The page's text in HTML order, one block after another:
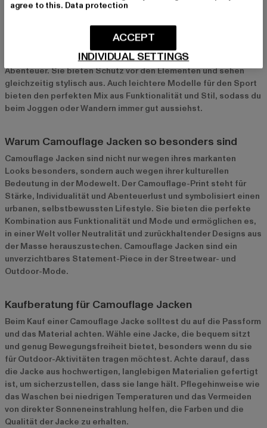
Camouflage Jacken eignen sich auch hervorragend für Outdoor-
ideal für Wanderungen, Camping oder andere Outdoor-
Abenteuer. Sie bieten Schutz vor den Elementen und sehen
gleichzeitig stylisch aus. Auch leichtere Modelle für den Sport
bieten den perfekten Mix aus Funktionalität und Stil, sodass du
beim Joggen oder Wandern immer gut aussiehst.
Warum Camouflage Jacken so besonders sind
Camouflage Jacken sind nicht nur wegen ihres markanten
Looks besonders, sondern auch wegen ihrer kulturellen
Bedeutung in der Modewelt. Der Camouflage-Print steht für
Stärke, Individualität und Abenteuerlust und symbolisiert einen
urbanen, selbstbewussten Lifestyle. Sie bieten die perfekte
Kombination aus Funktionalität und Mode und ermöglichen es,
in einer Welt voller Neutralität und zurückhaltender Designs aus
der Masse herauszustechen. Camouflage Jacken sind ein
unverzichtbares Statement-Piece in der Streetwear- und
Outdoor-Mode.
Kaufberatung für Camouflage Jacken
Beim Kauf einer Camouflage Jacke solltest du auf die Passform
und das Material achten. Wähle eine Jacke, die bequem sitzt
und genug Bewegungsfreiheit bietet, besonders wenn du sie
für Outdoor-Aktivitäten tragen möchtest. Achte darauf, dass
die Jacke aus hochwertigen, langlebigen Materialien gefertigt
ist, um sicherzustellen, dass sie lange hält. Pflegehinweise wie
das Waschen bei niedrigen Temperaturen und das Vermeiden
von direkter Sonneneinstrahlung helfen, die Farben und die
Qualität der Jacke zu erhalten.
agree to this. Data protection
INDIVIDUAL SETTINGS
ACCEPT